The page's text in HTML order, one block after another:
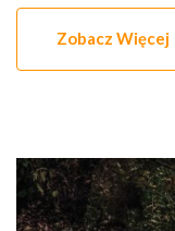
Zobacz Więcej